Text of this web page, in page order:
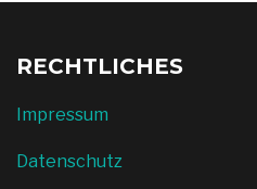
RECHTLICHES
Impressum
Datenschutz